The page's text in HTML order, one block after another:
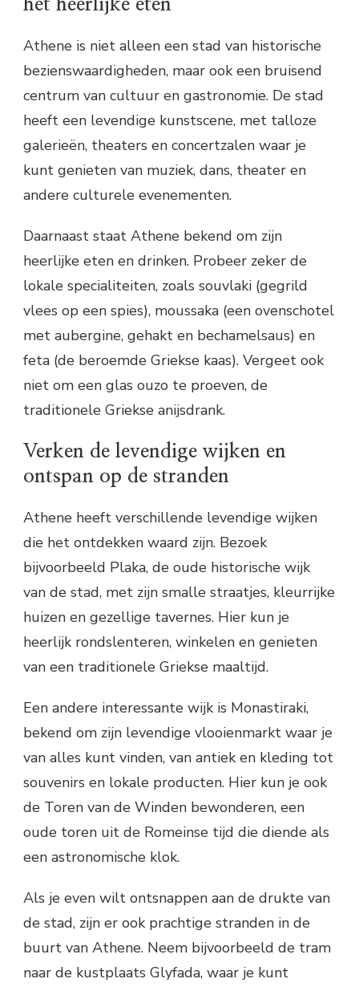
het heerlijke eten
Athene is niet alleen een stad van historische
bezienswaardigheden, maar ook een bruisend
centrum van cultuur en gastronomie. De stad
heeft een levendige kunstscene, met talloze
galerieën, theaters en concertzalen waar je
kunt genieten van muziek, dans, theater en
andere culturele evenementen.
Daarnaast staat Athene bekend om zijn
heerlijke eten en drinken. Probeer zeker de
lokale specialiteiten, zoals souvlaki (gegrild
vlees op een spies), moussaka (een ovenschotel
met aubergine, gehakt en bechamelsaus) en
feta (de beroemde Griekse kaas). Vergeet ook
niet om een glas ouzo te proeven, de
traditionele Griekse anijsdrank.
Verken de levendige wijken en
ontspan op de stranden
Athene heeft verschillende levendige wijken
die het ontdekken waard zijn. Bezoek
bijvoorbeeld Plaka, de oude historische wijk
van de stad, met zijn smalle straatjes, kleurrijke
huizen en gezellige tavernes. Hier kun je
heerlijk rondslenteren, winkelen en genieten
van een traditionele Griekse maaltijd.
Een andere interessante wijk is Monastiraki,
bekend om zijn levendige vlooienmarkt waar je
van alles kunt vinden, van antiek en kleding tot
souvenirs en lokale producten. Hier kun je ook
de Toren van de Winden bewonderen, een
oude toren uit de Romeinse tijd die diende als
een astronomische klok.
Als je even wilt ontsnappen aan de drukte van
de stad, zijn er ook prachtige stranden in de
buurt van Athene. Neem bijvoorbeeld de tram
naar de kustplaats Glyfada, waar je kunt